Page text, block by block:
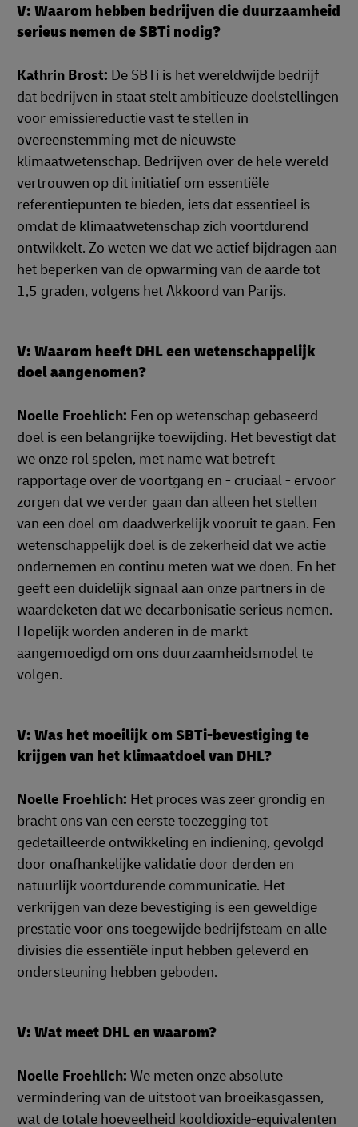
V: Waarom hebben bedrijven die duurzaamheid
serieus nemen de SBTi nodig?
Kathrin Brost: De SBTi is het wereldwijde bedrijf
dat bedrijven in staat stelt ambitieuze doelstellingen
voor emissiereductie vast te stellen in
overeenstemming met de nieuwste
klimaatwetenschap. Bedrijven over de hele wereld
vertrouwen op dit initiatief om essentiële
referentiepunten te bieden, iets dat essentieel is
omdat de klimaatwetenschap zich voortdurend
ontwikkelt. Zo weten we dat we actief bijdragen aan
het beperken van de opwarming van de aarde tot
1,5 graden, volgens het Akkoord van Parijs.
V: Waarom heeft DHL een wetenschappelijk
doel aangenomen?
Noelle Froehlich: Een op wetenschap gebaseerd
doel is een belangrijke toewijding. Het bevestigt dat
we onze rol spelen, met name wat betreft
rapportage over de voortgang en - cruciaal - ervoor
zorgen dat we verder gaan dan alleen het stellen
van een doel om daadwerkelijk vooruit te gaan. Een
wetenschappelijk doel is de zekerheid dat we actie
ondernemen en continu meten wat we doen. En het
geeft een duidelijk signaal aan onze partners in de
waardeketen dat we decarbonisatie serieus nemen.
Hopelijk worden anderen in de markt
aangemoedigd om ons duurzaamheidsmodel te
volgen.
V: Was het moeilijk om SBTi-bevestiging te
krijgen van het klimaatdoel van DHL?
Noelle Froehlich: Het proces was zeer grondig en
bracht ons van een eerste toezegging tot
gedetailleerde ontwikkeling en indiening, gevolgd
door onafhankelijke validatie door derden en
natuurlijk voortdurende communicatie. Het
verkrijgen van deze bevestiging is een geweldige
prestatie voor ons toegewijde bedrijfsteam en alle
divisies die essentiële input hebben geleverd en
ondersteuning hebben geboden.
V: Wat meet DHL en waarom?
Noelle Froehlich: We meten onze absolute
vermindering van de uitstoot van broeikasgassen,
wat de totale hoeveelheid kooldioxide-equivalenten